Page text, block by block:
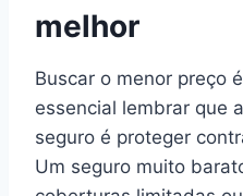
melhor
Buscar o menor preço
essencial lembrar que
seguro é proteger
Um seguro muito